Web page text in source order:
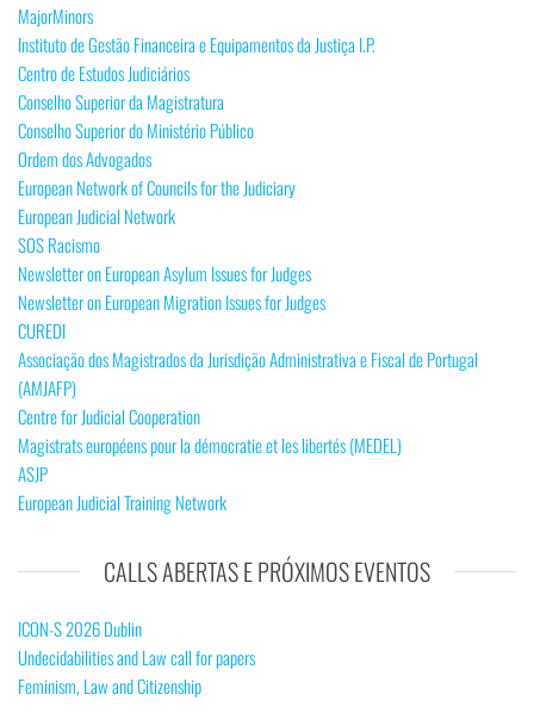
MajorMinors
Instituto de Gestão Financeira e Equipamentos da Justiça I.P.
Centro de Estudos Judiciários
Conselho Superior da Magistratura
Conselho Superior do Ministério Público
Ordem dos Advogados
European Network of Councils for the Judiciary
European Judicial Network
SOS Racismo
Newsletter on European Asylum Issues for Judges
Newsletter on European Migration Issues for Judges
CUREDI
Associação dos Magistrados da Jurisdição Administrativa e Fiscal de Portugal
(AMJAFP)
Centre for Judicial Cooperation
Magistrats européens pour la démocratie et les libertés (MEDEL)
ASJP
European Judicial Training Network
CALLS ABERTAS E PRÓXIMOS EVENTOS
ICON-S 2026 Dublin
Undecidabilities and Law call for papers
Feminism, Law and Citizenship